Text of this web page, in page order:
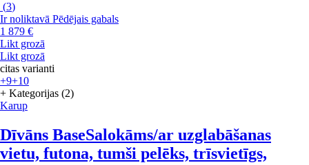
(3)
Ir noliktavā Pēdējais gabals
1 879 €
Likt grozā
Likt grozā
citas varianti
+9+10
+ Kategorijas (2)
Karup
Dīvāns BaseSalokāms/ar uzglabāšanas
vietu, futona, tumši pelēks, trīsvietīgs,